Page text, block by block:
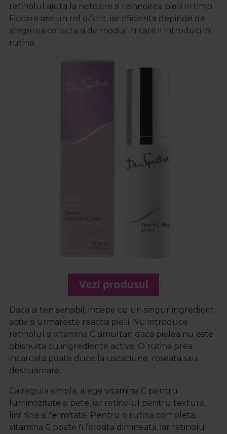
retinolul ajuta la netezire si reinnoirea pielii in timp.
Fiecare are un rol diferit, iar eficienta depinde de
alegerea corecta si de modul in care il introduci in
rutina.
Daca ai ten sensibil, incepe cu un singur ingredient
activ si urmareste reactia pielii. Nu introduce
retinolul si vitamina C simultan daca pielea nu este
obisnuita cu ingrediente active. O rutina prea
incarcata poate duce la uscaciune, roseata sau
descuamare.
Ca regula simpla, alege vitamina C pentru
luminozitate si pete, iar retinolul pentru textura,
linii fine si fermitate. Pentru o rutina completa,
vitamina C poate fi folosita dimineata, iar retinolul